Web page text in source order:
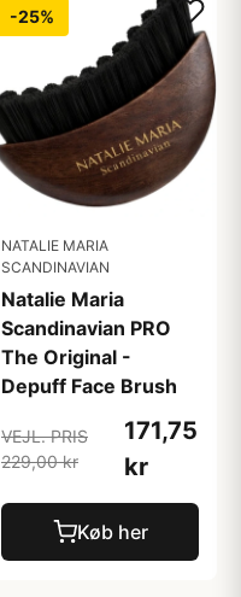
-25%
NATALIE MARIA
SCANDINAVIAN
Natalie Maria
Scandinavian PRO
The Original -
Depuff Face Brush
VEJL. PRIS
229,00 kr
171,75
kr
Køb her